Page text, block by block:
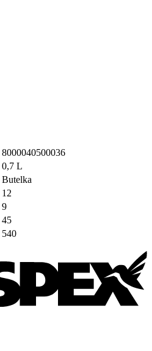
8000040500036
0,7 L
Butelka
12
9
45
540